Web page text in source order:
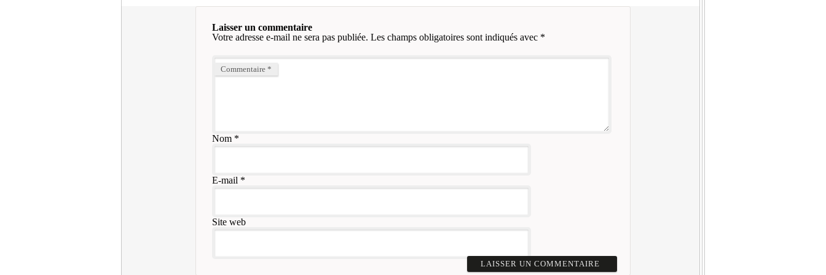
Laisser un commentaire
Votre adresse e-mail ne sera pas publiée. Les champs obligatoires sont indiqués avec *
Commentaire *
Nom*
E-mail *
Site web